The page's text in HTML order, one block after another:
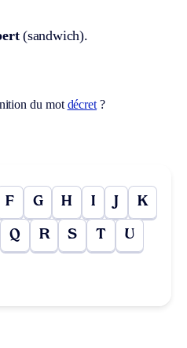
(sandwich).
du mot décret ?
F G H I J K
Q R S T U